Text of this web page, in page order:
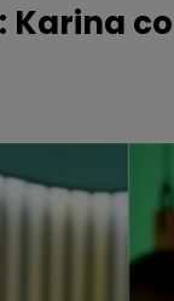
Karina